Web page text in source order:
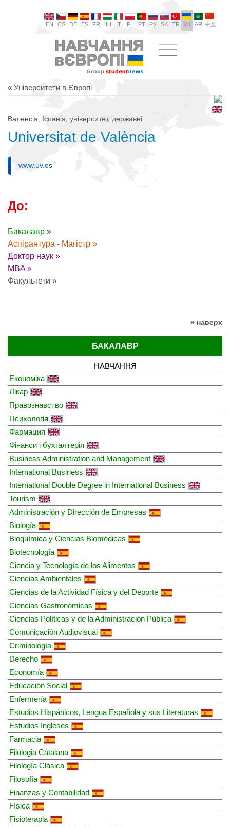
EN CS DE ES FR HU IT PL PT РУ SK TR УК AR 中文
« Університети в Європі
Валенсія, Іспанія, університет, державні
Universitat de València
www.uv.es
До:
Бакалавр »
Аспірантура - Магістр »
Доктор наук »
MBA »
Факультети »
» наверх
БАКАЛАВР
НАВЧАННЯ
Економіка
Лікар
Правознавство
Психологія
Фармация
Фінанси і бухгалтерія
Business Administration and Management
International Business
International Double Degree in International Business
Tourism
Administración y Dirección de Empresas
Biología
Bioquímica y Ciencias Biomédicas
Biotecnología
Ciencia y Tecnología de los Alimentos
Ciencias Ambientales
Ciencias de la Actividad Física y del Deporte
Ciencias Gastronómicas
Ciencias Políticas y de la Administración Pública
Comunicación Audiovisual
Criminología
Derecho
Economía
Educación Social
Enfermería
Estudios Hispánicos, Lengua Española y sus Literaturas
Estudios Ingleses
Farmacia
Filologia Catalana
Filología Clásica
Filosofía
Finanzas y Contabilidad
Física
Fisioterapia